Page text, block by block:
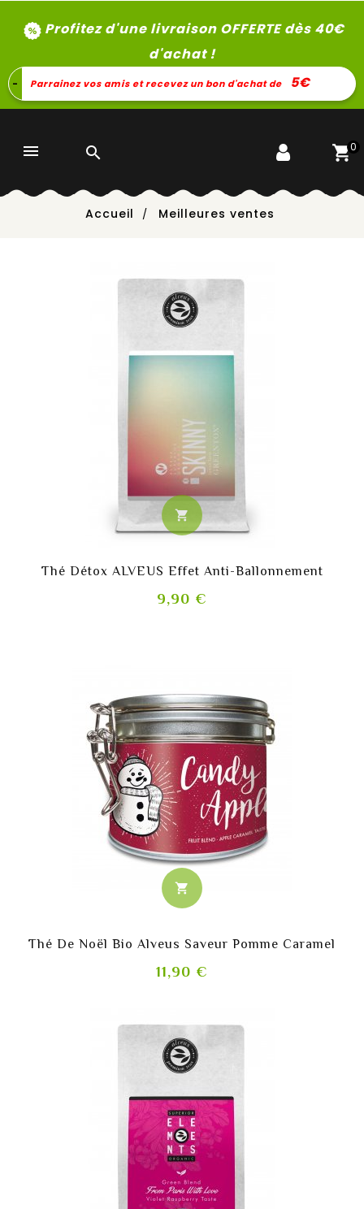
Profitez d'une livraison OFFERTE dès 40€
d'achat !
- Parrainez vos amis et recevez un bon d'achat de 5€
  0
Accueil Meilleures ventes
shopping_cart
Thé Détox ALVEUS Effet Anti-Ballonnement
9,90 €
shopping_cart
Thé De Noël Bio Alveus Saveur Pomme Caramel
11,90 €